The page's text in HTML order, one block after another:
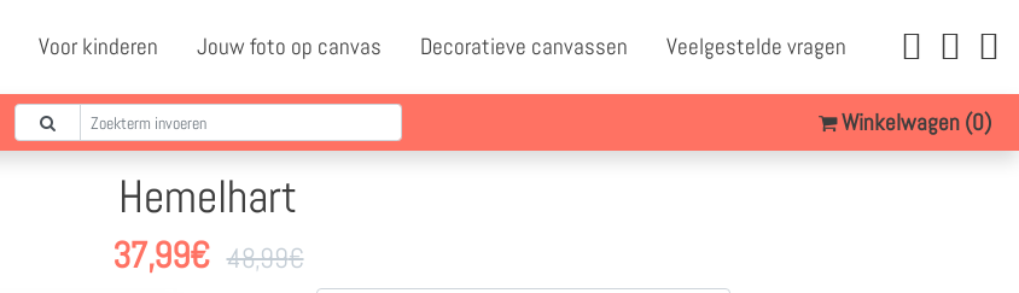
Voor kinderen Jouw foto op canvas Decoratieve canvassen Veelgestelde vragen
Winkelwagen (0)
Hemelhart
37,99€ 48,99€